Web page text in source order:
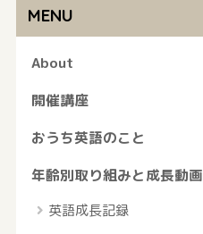
MENU
About
開催講座
おうち英語のこと
年齢別取り組みと成長動画
英語成長記録